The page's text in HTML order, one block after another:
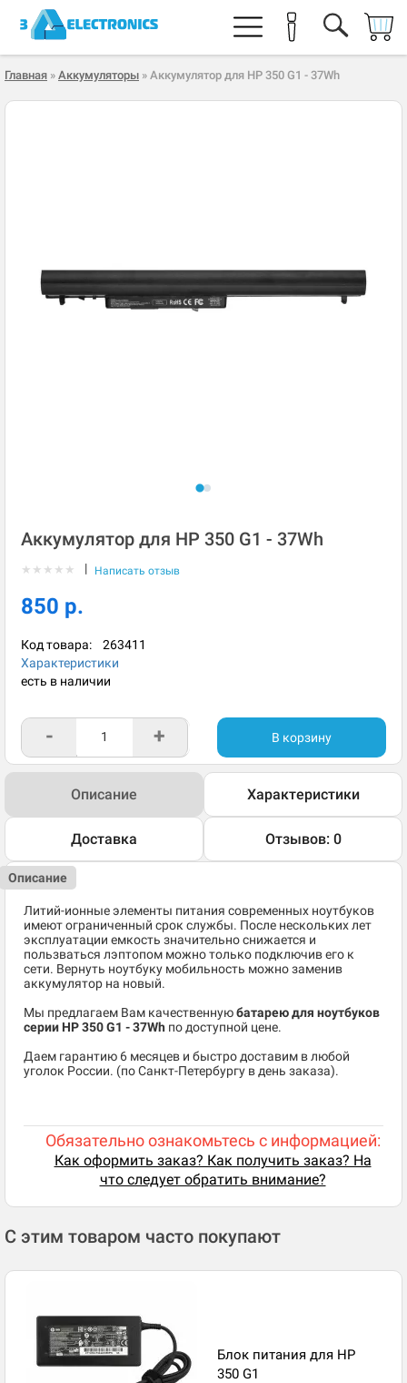
Главная » Аккумуляторы » Аккумулятор для HP 350 G1 - 37Wh
Аккумулятор для HP 350 G1 - 37Wh
★ ★ ★ ★ ★ | Написать отзыв
850 р.
Код товара: 263411
Характеристики
есть в наличии
- + В корзину
Описание Характеристики
Доставка Отзывов: 0
Описание
Литий-ионные элементы питания современных ноутбуков
имеют ограниченный срок службы. После нескольких лет
эксплуатации емкость значительно снижается и
пользваться лэптопом можно только подключив его к
сети. Вернуть ноутбуку мобильность можно заменив
аккумулятор на новый.
Мы предлагаем Вам качественнуюбатарею для ноутбуков
серии HP 350 G1 - 37Wh по доступной цене.
Даем гарантию 6 месяцев и быстро доставим в любой
уголок России. (по Санкт-Петербургу в день заказа).
Обязательно ознакомьтесь с информацией:
Как оформить заказ? Как получить заказ? На
что следует обратить внимание?
С этим товаром часто покупают
Блок питания для HP
350 G1